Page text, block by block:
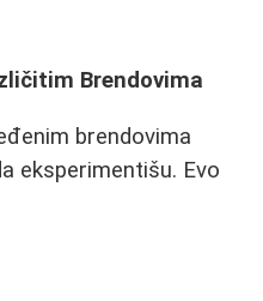
Brendovima
brendovima
eksperimentišu. Evo